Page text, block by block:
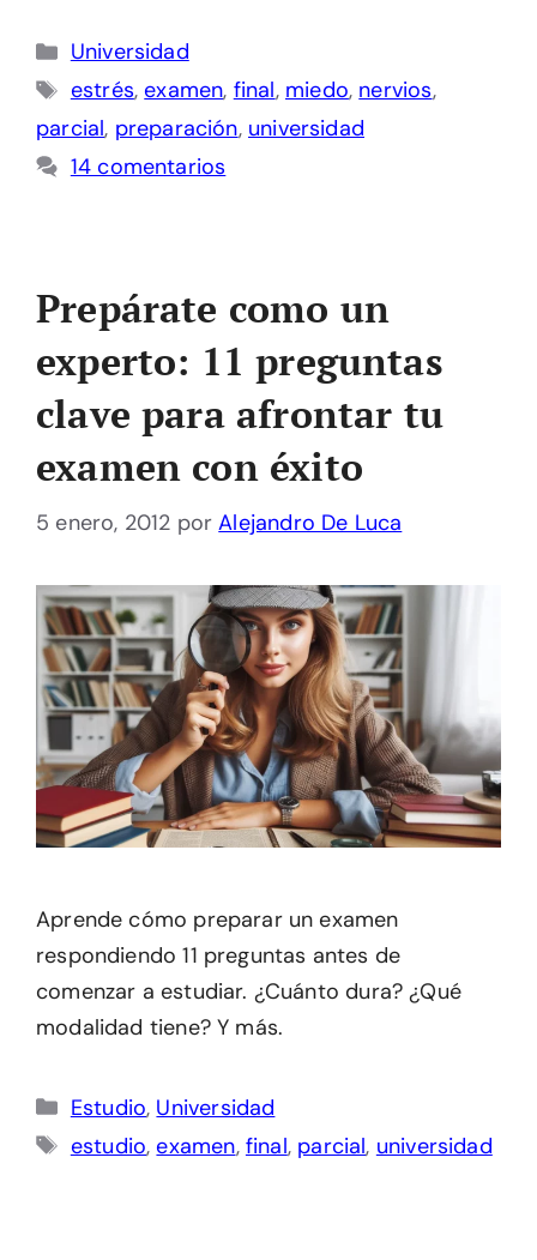
Categorías
Universidad
Etiquetas
estrés,examen, final, miedo, nervios,
parcial, preparación, universidad
14 comentarios
Prepárate como un
experto: 11 preguntas
clave para afrontar tu
examen con éxito
5 enero, 2012 porAlejandro De Luca
Aprende cómo preparar un examen
respondiendo 11 preguntas antes de
comenzar a estudiar. ¿Cuánto dura? ¿Qué
modalidad tiene? Y más.
Categorías
Estudio, Universidad
Etiquetas
estudio,examen, final, parcial, universidad